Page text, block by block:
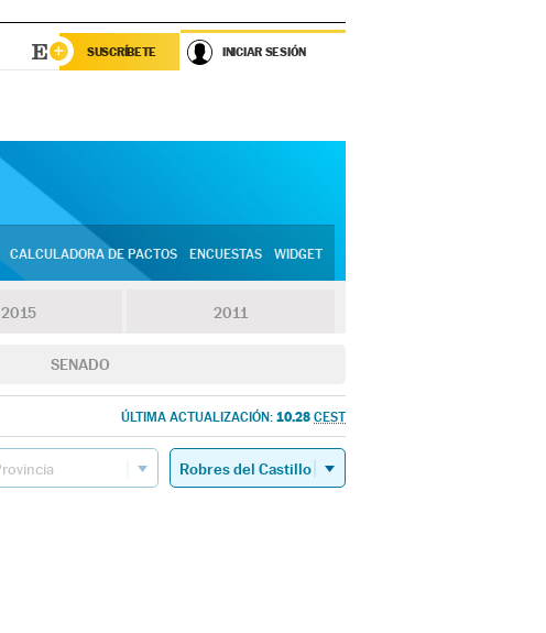
SUSCRÍBETE INICIAR SESIÓN
CALCULADORA DE PACTOS ENCUESTAS WIDGET
2015 2011
SENADO
ÚLTIMA ACTUALIZACIÓN: 10.28 CEST